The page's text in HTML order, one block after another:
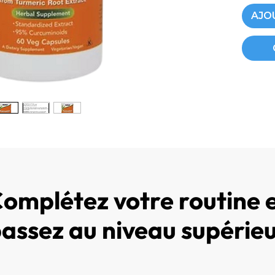
chez
votre routine
au niveau